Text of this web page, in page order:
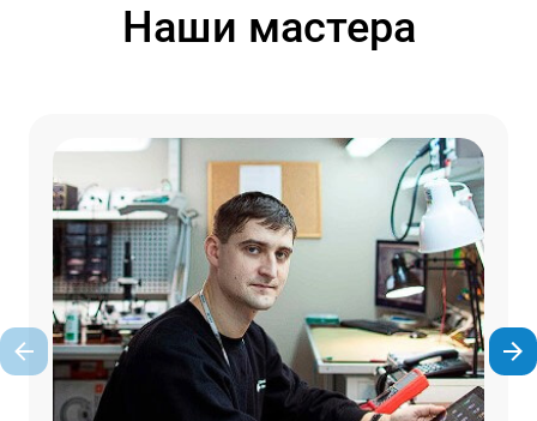
Наши мастера